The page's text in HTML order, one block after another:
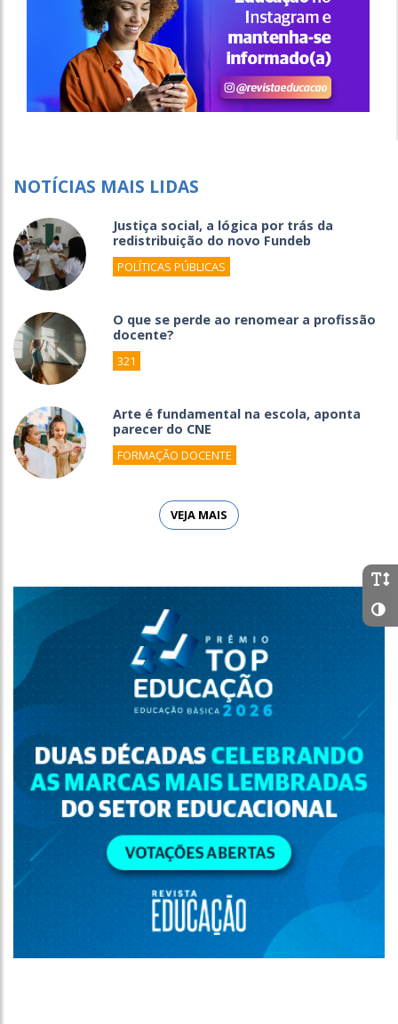
NOTÍCIAS MAIS LIDAS
Justiça social, a lógica por trás da
redistribuição do novo Fundeb
POLÍTICAS PÚBLICAS
O que se perde ao renomear a profissão
docente?
321
Arte é fundamental na escola, aponta
parecer do CNE
FORMAÇÃO DOCENTE
VEJA MAIS